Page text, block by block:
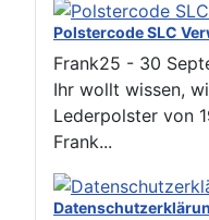
Polstercode SLC
Frank25 - 30
Ihr wollt wissen,
Lederpolster von
Frank...